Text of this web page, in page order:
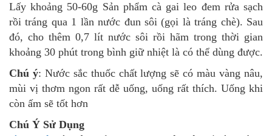
Lấy khoảng 50-60g Sản phẩm cà gai leo đem rửa sạch
rồi tráng qua 1 lần nước đun sôi (gọi là tráng chè). Sau
đó, cho thêm 0,7 lít nước sôi rồi hãm trong thời gian
khoảng 30 phút trong bình giữ nhiệt là có thể dùng được.
Chú ý: Nước sắc thuốc chất lượng sẽ có màu vàng nâu,
mùi vị thơm ngon rất dễ uống, uống rất thích. Uống khi
còn ấm sẽ tốt hơn
Chú Ý Sử Dụng